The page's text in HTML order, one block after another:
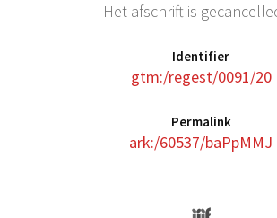
Het afschrift is
Identifier
gtm:/regest/0091/20
Permalink
ark:/60537/baPpMMJ